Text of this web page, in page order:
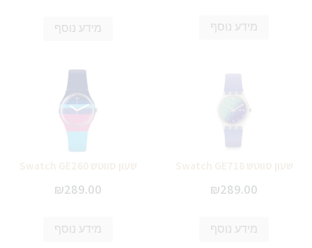
מידע נוסף מידע נוסף
שעון סווטש Swatch GE718
₪289.00
מידע נוסף
שעון סווטש Swatch GE260
₪289.00
מידע נוסף